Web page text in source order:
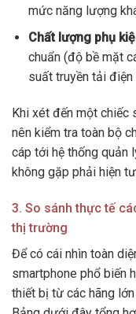
mức năng lượng
Chất lượng phụ
chuẩn (độ bề mặt
suất truyền tải điện
Khi xét đến một chiếc
nên kiểm tra toàn bộ
cáp tới hệ thống quản
không gặp phải hiện
3. So sánh thực tế
thị trường
Để có cái nhìn toàn
smartphone phổ biến
thiết bị từ các hãng